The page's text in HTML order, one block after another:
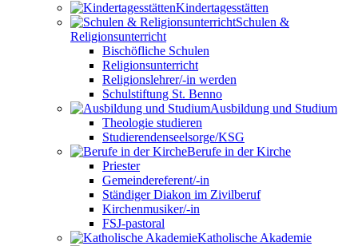
Kindertagesstätten
Schulen &
Religionsunterricht
Bischöfliche Schulen
Religionsunterricht
Religionslehrer/-in werden
Schulstiftung St. Benno
Ausbildung und Studium
Theologie studieren
Studierendenseelsorge/KSG
Berufe in der Kirche
Priester
Gemeindereferent/-in
Ständiger Diakon im Zivilberuf
Kirchenmusiker/-in
FSJ-pastoral
Katholische Akademie